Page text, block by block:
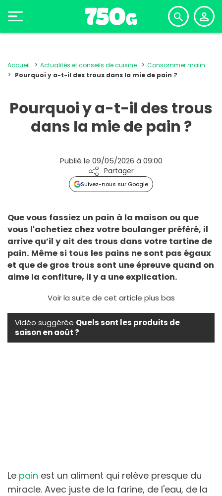
Accueil Actualités et conseils de cuisine
Consommer malin
Pourquoi y a-t-il des trous dans la mie de pain ?
Pourquoi y a-t-il des trous
dans la mie de pain ?
Publié le 09/05/2026 à 09:00
Partager
Suivez-nous sur Google
Que vous fassiez un pain à la maison ou que
vous l'achetiez chez votre boulanger préféré, il
arrive qu’il y ait des trous dans votre tartine de
pain. Même si tous les pains ne sont pas égaux
et que de gros trous sont une épreuve quand on
aime la confiture, il y a une explication.
Voir la suite de cet article plus bas
Vidéo suggérée Quels sont les produits de
saison en août ?
Le pain est un aliment qui relève presque du
miracle. Avec juste de la farine, de l'eau, de la